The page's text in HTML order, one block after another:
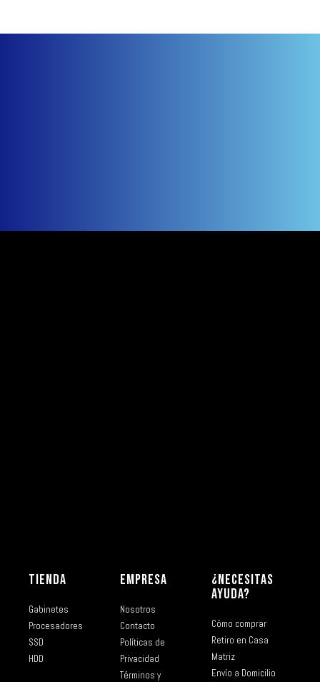
TIENDA
Gabinetes
Procesadores
SSD
HDD
EMPRESA
Nosotros
Contacto
Políticas de
Privacidad
Términos y
¿NECESITAS
AYUDA?
Cómo comprar
Retiro en Casa
Matriz
Envío a Domicilio